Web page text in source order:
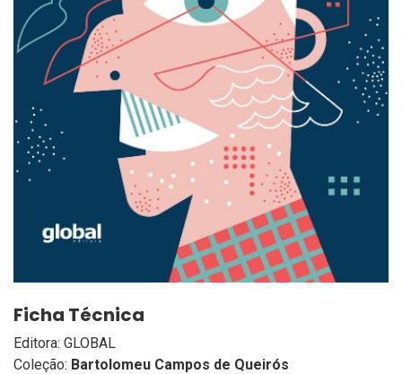
Ficha Técnica
Editora: GLOBAL
Coleção: Bartolomeu Campos de Queirós